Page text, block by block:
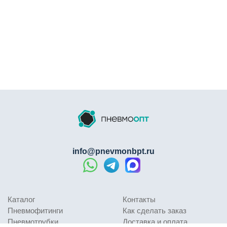
Каталог
Пневмофитинги
Пневмотрубки
Контакты
Как сделать заказ
Доставка и оплата
info@pnevmonbpt.ru